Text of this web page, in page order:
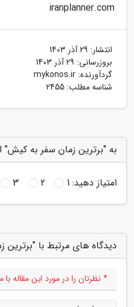
iranplanner.com
انتشار: 29 آذر 1403
بروزرسانی: 29 آذر 1403
گردآورنده: mykonos.ir
شناسه مطلب: 2455
به "برترین زمان سفر به کیش"
امتیاز دهید:1
2
3
دیدگاه های مرتبط با
* نظرتان را در مورد این مقاله با